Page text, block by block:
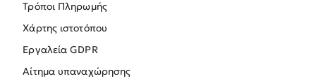
Τρόποι Πληρωμής
Χάρτης ιστοτόπου
Εργαλεία GDPR
Αίτημα υπαναχώρησης